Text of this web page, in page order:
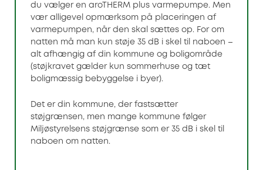
du vælger en aroTHERM plus varmepumpe. Men
vær alligevel opmærksom på placeringen af
varmepumpen, når den skal sættes op. For om
natten må man kun støje 35 dB i skel til naboen –
alt afhængig af din kommune og boligområde
(støjkravet gælder kun sommerhuse og tæt
boligmæssig bebyggelse i byer).
Det er din kommune, der fastsætter
støjgrænsen, men mange kommune følger
Miljøstyrelsens støjgrænse som er 35 dB i skel til
naboen om natten.